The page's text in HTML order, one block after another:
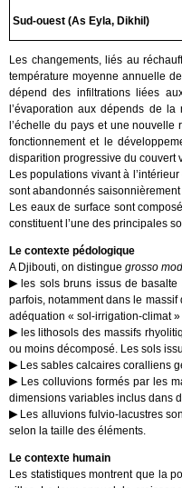
Sud-ouest (As Eyla, Dikhil)
Les changements, liés au
température moyenne annuelle
dépend des infiltrations liées
l’évaporation aux dépends de
l’échelle du pays et une
fonctionnement et le
disparition progressive du couvert
Les populations vivant à
sont abandonnés
Les eaux de surface sont
constituent l’une des principales
Le contexte pédologique
A Djibouti, on distingue grosso
les sols bruns issus de basalte
parfois, notamment dans le massif
adéquation « sol-irrigation-climat
les lithosols des massifs
ou moins décomposé. Les sols
Les sables calcaires coralliens
Les colluvions formés par les
dimensions variables inclus dans
Les alluvions fulvio-lacustres
selon la taille des éléments.
Le contexte humain
Les statistiques montrent que la